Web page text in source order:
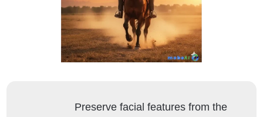
Preserve facial features from the